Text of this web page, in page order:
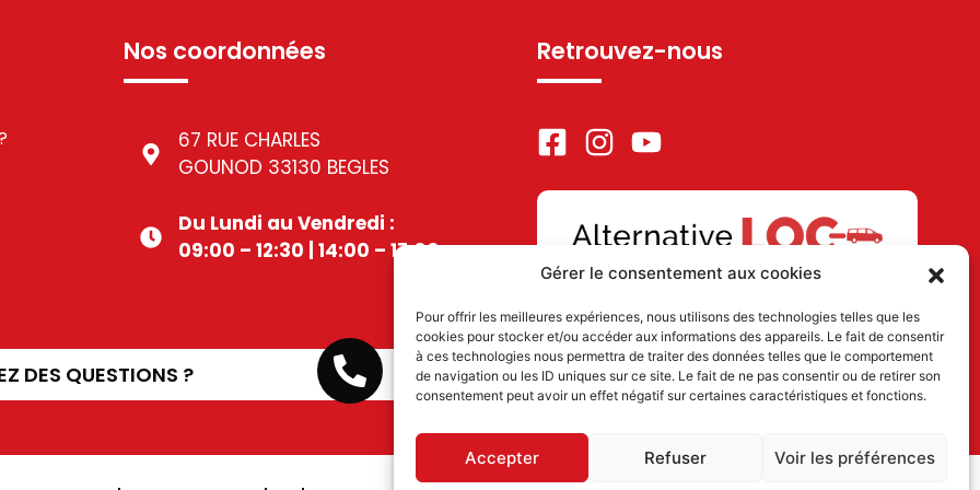
Gérer le consentement aux cookies
Pour offrir les meilleures expériences, nous utilisons des technologies telles que les
cookies pour stocker et/ou accéder aux informations des appareils. Le fait de consentir
à ces technologies nous permettra de traiter des données telles que le comportement
de navigation ou les ID uniques sur ce site. Le fait de ne pas consentir ou de retirer son
consentement peut avoir un effet négatif sur certaines caractéristiques et fonctions.
Accepter Refuser Voir les préférences
Nos coordonnées
67 RUE CHARLES
GOUNOD 33130 BEGLES
Du Lundi au Vendredi :
09:00 – 12:30 | 14:00 – 17:00
Retrouvez-nous
DES QUESTIONS ? 05 56 49 63 78